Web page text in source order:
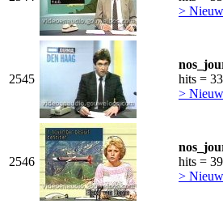
>
2545
hits =
>
2546
hits =
>